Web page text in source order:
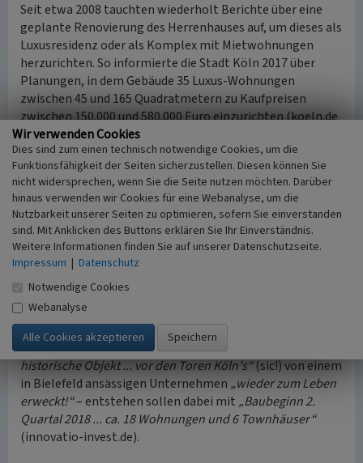
Seit etwa 2008 tauchten wiederholt Berichte über eine
geplante Renovierung des Herrenhauses auf, um dieses als
Luxusresidenz oder als Komplex mit Mietwohnungen
herzurichten. So informierte die Stadt Köln 2017 über
Planungen, in dem Gebäude 35 Luxus-Wohnungen
zwischen 45 und 165 Quadratmetern zu Kaufpreisen
zwischen 150.000 und 580.000 Euro einzurichten (koeln.de
2014/2017):„Im Sommer 2017 sollen die ersten Bagger
anrollen ... Die Fertigstellung soll spätestens Ende 2018
erfolgen.“
Seitdem bewerben wechselnde Investoren in schöner
Regelmäßigkeit und mit teils prächtigen Fotomontagen
ihre Vorhaben vor Ort. Im Jahr 2018 wurde die Planung von
„22 Neubau-Wohnungen mit einer Wohnfläche von 40 m²
bis 90 m² sowie 45 Tiefgaragen Stellplätze“
und in Aussicht gestellt:
Bauarbeiten an den denkmalgeschützten sowie den
Neubau-Wohnungen abgeschlossen“(dolphin-trust.com).
Gleichzeitig wird das„einst erbaut im Jahre 1888 ...
historische Objekt ... vor den Toren Köln's“(sic!) von einem
in Bielefeld ansässigen Unternehmen „wieder zum Leben
erweckt!“– entstehen sollen dabei mit „Baubeginn 2.
Quartal 2018 ... ca. 18 Wohnungen und 6 Townhäuser“
(innovatio-invest.de).
Wir verwenden Cookies
Dies sind zum einen technisch notwendige Cookies, um die
Funktionsfähigkeit der Seiten sicherzustellen. Diesen können Sie
nicht widersprechen, wenn Sie die Seite nutzen möchten. Darüber
hinaus verwenden wir Cookies für eine Webanalyse, um die
Nutzbarkeit unserer Seiten zu optimieren, sofern Sie einverstanden
sind. Mit Anklicken des Buttons erklären Sie Ihr Einverständnis.
Weitere Informationen finden Sie auf unserer Datenschutzseite.
Impressum | Datenschutz
Notwendige Cookies
Webanalyse